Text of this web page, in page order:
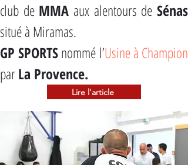
club de MMA aux alentours de Sénas
situé à Miramas.
GP SPORTS nommé l’Usine à Champion
par La Provence.
Lire l'article